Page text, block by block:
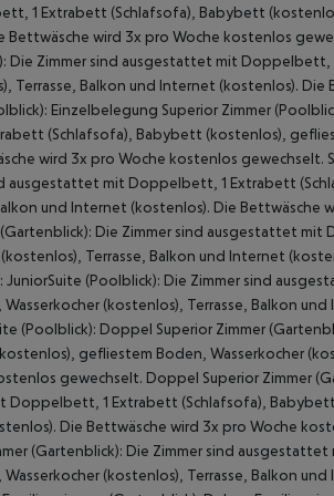
1 Extrabett (Schlafsofa), Babybett
Bettwäsche wird 3x pro Woche kostenlos
Die Zimmer sind ausgestattet mit Doppelbett,
Balkon und Internet (kostenlos). Die
Einzelbelegung Superior Zimmer
(Schlafsofa), Babybett (kostenlos),
wird 3x pro Woche kostenlos gewechselt.
ausgestattet mit Doppelbett, 1 Extrabett
und Internet (kostenlos). Die Bettwäsche
Die Zimmer sind ausgestattet mit
Terrasse, Balkon und Internet
(Poolblick): Die Zimmer sind
(kostenlos), Terrasse, Balkon und
(Poolblick): Doppel Superior Zimmer
gefliestem Boden, Wasserkocher
gewechselt. Doppel Superior Zimmer
Doppelbett, 1 Extrabett (Schlafsofa),
Die Bettwäsche wird 3x pro Woche
(Gartenblick): Die Zimmer sind ausgestattet
(kostenlos), Terrasse, Balkon und